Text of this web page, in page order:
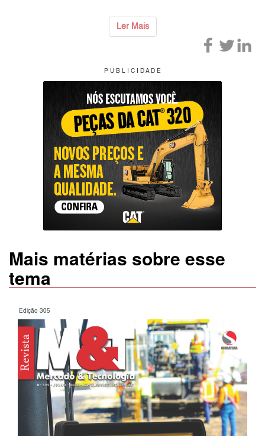
Ler Mais
P U B L I C I D A D E
Mais matérias sobre esse
tema
Edição 305